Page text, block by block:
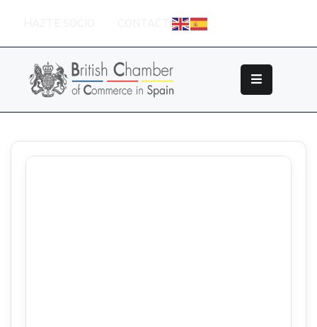
CONTACTO
Sobre
British
Chamber
Socios